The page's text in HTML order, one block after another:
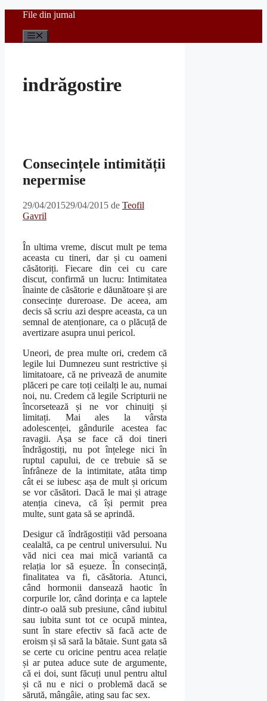
conținut
File din jurnal
indrăgostire
Consecințele intimității
nepermise
29/04/201529/04/2015 de Teofil
Gavril
În ultima vreme, discut mult pe tema
aceasta cu tineri, dar și cu oameni
căsătoriți. Fiecare din cei cu care
discut, confirmă un lucru: Intimitatea
înainte de căsătorie e dăunătoare și are
consecințe dureroase. De aceea, am
decis să scriu azi despre aceasta, ca un
semnal de atenționare, ca o plăcuță de
avertizare asupra unui pericol.
Uneori, de prea multe ori, credem că
legile lui Dumnezeu sunt restrictive și
limitatoare, că ne privează de anumite
plăceri pe care toți ceilalți le au, numai
noi, nu. Credem că legile Scripturii ne
încorsetează și ne vor chinuiți și
limitați. Mai ales la vârsta
adolescenței, gândurile acestea fac
ravagii. Așa se face că doi tineri
îndrăgostiți, nu pot înțelege nici în
ruptul capului, de ce trebuie să se
înfrâneze de la intimitate, atâta timp
cât ei se iubesc așa de mult și oricum
se vor căsători. Dacă le mai și atrage
atenția cineva, că își permit prea
multe, sunt gata să se aprindă.
Desigur că îndrăgostiții văd persoana
cealaltă, ca pe centrul universului. Nu
văd nici cea mai mică variantă ca
relația lor să eșueze. În consecință,
finalitatea va fi, căsătoria. Atunci,
când hormonii dansează haotic în
corpurile lor, când dorința e ca laptele
dintr-o oală sub presiune, când iubitul
sau iubita sunt tot ce ocupă mintea,
sunt în stare efectiv să facă acte de
eroism și să sară la bătaie. Sunt gata să
se certe cu oricine pentru acea relație
și ar putea aduce sute de argumente,
că ei doi, sunt făcuți unul pentru altul
și că nu e nici o problemă dacă se
sărută, mângâie, ating sau fac sex.